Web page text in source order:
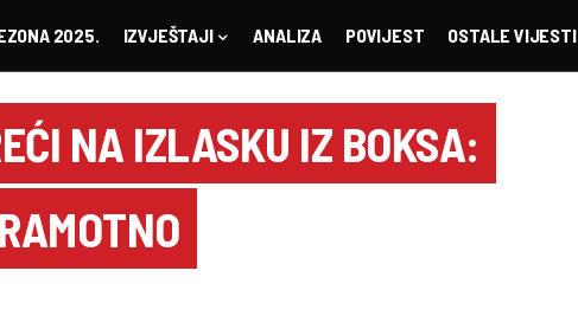
2025. IZVJEŠTAJI ANALIZA POVIJEST OSTALE VIJESTI
NA IZLASKU IZ BOKSA: